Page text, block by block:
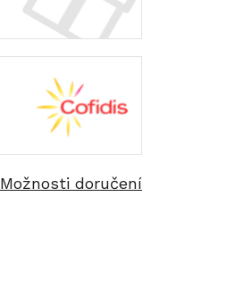
Možnosti doručení